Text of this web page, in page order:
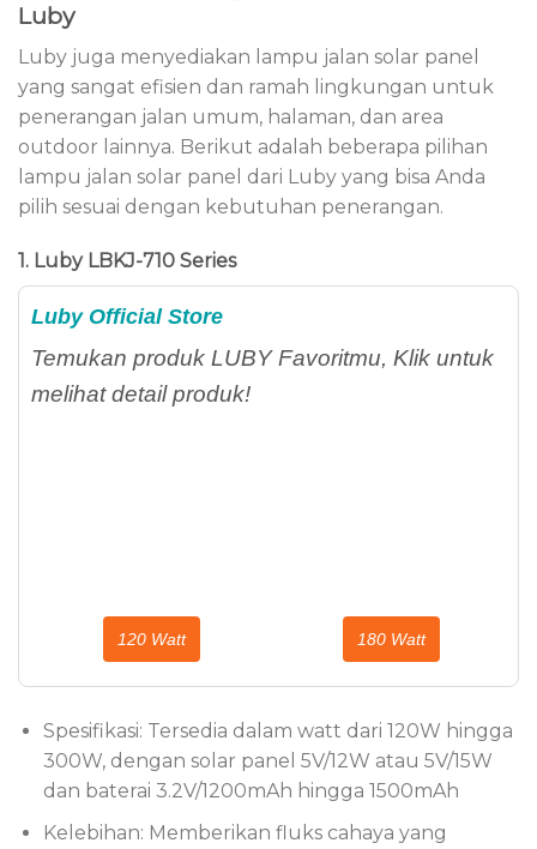
Luby
Luby juga menyediakan lampu jalan solar panel
yang sangat efisien dan ramah lingkungan untuk
penerangan jalan umum, halaman, dan area
outdoor lainnya. Berikut adalah beberapa pilihan
lampu jalan solar panel dari Luby yang bisa Anda
pilih sesuai dengan kebutuhan penerangan.
1. Luby LBKJ-710 Series
Luby Official Store
Temukan produk LUBY Favoritmu, Klik untuk
melihat detail produk!
120 Watt 180 Watt
Spesifikasi: Tersedia dalam watt dari 120W hingga
300W, dengan solar panel 5V/12W atau 5V/15W
dan baterai 3.2V/1200mAh hingga 1500mAh
Kelebihan: Memberikan fluks cahaya yang